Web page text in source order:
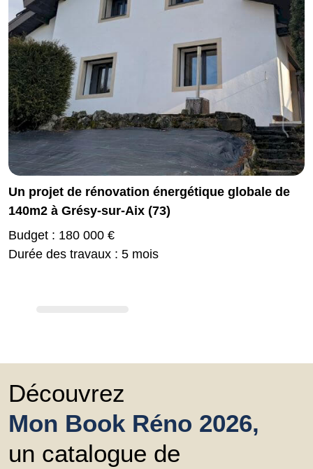
Un projet de rénovation énergétique globale de
140m2 à Grésy-sur-Aix (73)
Budget : 180 000 €
Durée des travaux : 5 mois
Découvrez
Mon Book Réno 2026,
un catalogue de